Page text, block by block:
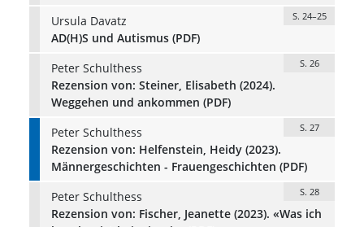
Ursula Davatz
S. 24–25
AD(H)S und Autismus (PDF)
Peter Schulthess
S. 26
Rezension von: Steiner, Elisabeth (2024).
Weggehen und ankommen (PDF)
Peter Schulthess
S. 27
Rezension von: Helfenstein, Heidy (2023).
Männergeschichten - Frauengeschichten (PDF)
Peter Schulthess
S. 28
Rezension von: Fischer, Jeanette (2023). «Was ich